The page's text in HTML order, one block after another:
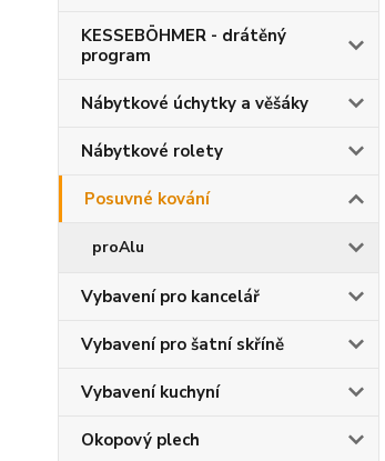
KESSEBÖHMER - drátěný
program
Nábytkové úchytky a věšáky
Nábytkové rolety
Posuvné kování
proAlu
Vybavení pro kancelář
Vybavení pro šatní skříně
Vybavení kuchyní
Okopový plech